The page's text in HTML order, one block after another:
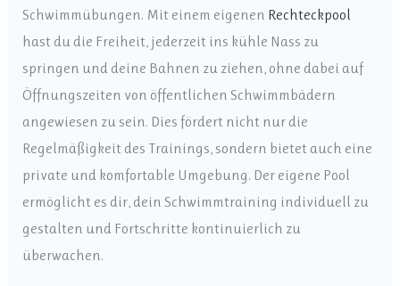
Schwimmübungen. Mit einem eigenen Rechteckpool
hast du die Freiheit, jederzeit ins kühle Nass zu
springen und deine Bahnen zu ziehen, ohne dabei auf
Öffnungszeiten von öffentlichen Schwimmbädern
angewiesen zu sein. Dies fördert nicht nur die
Regelmäßigkeit des Trainings, sondern bietet auch eine
private und komfortable Umgebung. Der eigene Pool
ermöglicht es dir, dein Schwimmtraining individuell zu
gestalten und Fortschritte kontinuierlich zu
überwachen.